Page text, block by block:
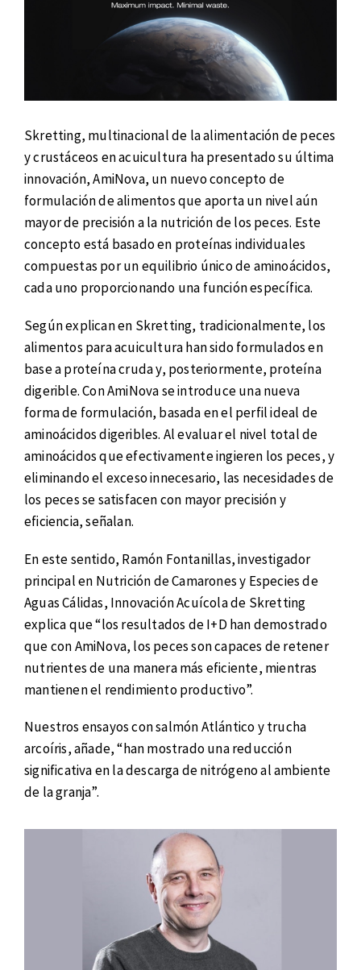
Skretting, multinacional de la alimentación de peces
y crustáceos en acuicultura ha presentado su última
innovación, AmiNova, un nuevo concepto de
formulación de alimentos que aporta un nivel aún
mayor de precisión a la nutrición de los peces. Este
concepto está basado en proteínas individuales
compuestas por un equilibrio único de aminoácidos,
cada uno proporcionando una función específica.
Según explican en Skretting, tradicionalmente, los
alimentos para acuicultura han sido formulados en
base a proteína cruda y, posteriormente, proteína
digerible. Con AmiNova se introduce una nueva
forma de formulación, basada en el perfil ideal de
aminoácidos digeribles. Al evaluar el nivel total de
aminoácidos que efectivamente ingieren los peces, y
eliminando el exceso innecesario, las necesidades de
los peces se satisfacen con mayor precisión y
eficiencia, señalan.
En este sentido, Ramón Fontanillas, investigador
principal en Nutrición de Camarones y Especies de
Aguas Cálidas, Innovación Acuícola de Skretting
explica que “los resultados de I+D han demostrado
que con AmiNova, los peces son capaces de retener
nutrientes de una manera más eficiente, mientras
mantienen el rendimiento productivo”.
Nuestros ensayos con salmón Atlántico y trucha
arcoíris, añade, “han mostrado una reducción
significativa en la descarga de nitrógeno al ambiente
de la granja”.